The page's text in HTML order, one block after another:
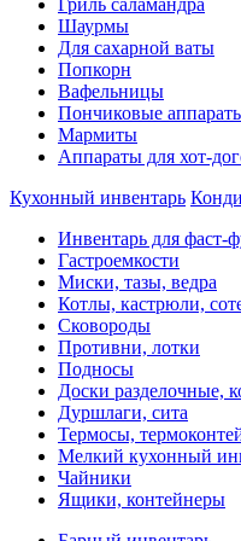
Гриль саламандра
Шаурмы
Для сахарной ваты
Попкорн
Вафельницы
Пончиковые
Мармиты
Аппараты для хот-
Кухонный инвентарь
Инвентарь для фаст-
Гастроемкости
Миски, тазы, ведра
Котлы, кастрюли,
Сковороды
Противни, лотки
Подносы
Доски разделочные,
Дуршлаги, сита
Термосы,
Мелкий кухонный
Чайники
Ящики, контейнеры